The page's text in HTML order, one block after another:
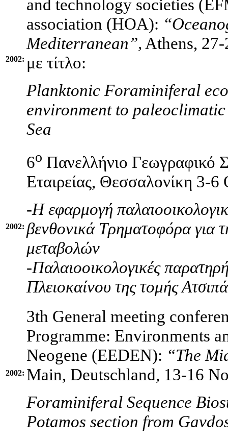
2002:
and technology societies
association (HOA):
Mediterranean”, Athens, 27-
με τίτλο:
Planktonic Foraminiferal
environment to
Sea
2002:
6ο Πανελλήνιο Γεωγραφικό
Εταιρείας, Θεσσαλονίκη 3-6
-Η εφαρμογή
βενθονικά Τρηματοφόρα για
μεταβολών
-Παλαιοοικολογικές
Πλειοκαίνου της τομής
2002:
3th General meeting
Programme: Environments
Neogene (EEDEN): “The
Main, Deutschland, 13-16
Foraminiferal Sequence
Potamos section from